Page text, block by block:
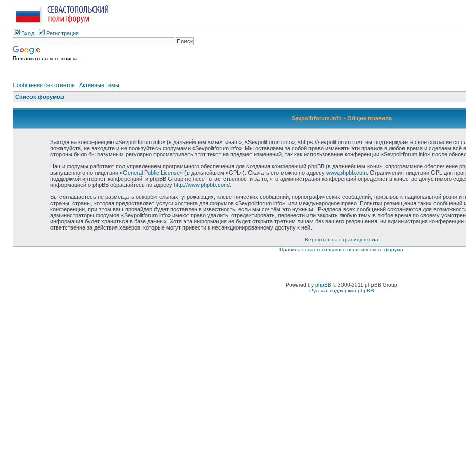
Вход Регистрация
Пользовательского поиска
Сообщения без ответов | Активные темы
Список форумов
Sevpolitforum.info - Общие правила
Заходя на конференцию «Sevpolitforum.info» (в дальнейшем «мы», «наш», «Sevpolitforum.info», «https://sevpolitforum.ru»), вы подтверждаете своё согласие со
пожалуйста, не заходите и не пользуйтесь форумами «Sevpolitforum.info». Мы оставляем за собой право изменять эти правила в любое время и сделаем
стороны было бы разумным регулярно просматривать этот текст на предмет изменений, так как использование конференции «Sevpolitforum.info» после
Наши форумы работают под управлением программного обеспечения для создания конференций phpBB (в дальнейшем «они», «программное обеспечение
выпущенного по лицензии «General Public License» (в дальнейшем «GPL»). Скачать его можно по адресу www.phpbb.com. Ограничения лицензии GPL для
поддержкой интернет-конференций, и phpBB Group не несёт ответственности за то, что администрация конференций определяет в качестве допустимого
информацией о phpBB обращайтесь по адресу http://www.phpbb.com/.
Вы соглашаетесь не размещать оскорбительных, угрожающих, клеветнических сообщений, порнографических сообщений, призывов к национальной розни
страны, страны, которая предоставляет услуги хостинга для форумов «Sevpolitforum.info», или международное право. Попытки размещения таких
конференции, при этом ваш провайдер будет поставлен в известность, если мы сочтём это нужным. IP-адреса всех сообщений сохраняются для
администраторы форумов «Sevpolitforum.info» имеют право удалить, отредактировать, перенести или закрыть любую тему в любое время по своему
информация будет храниться в базе данных. Хотя эта информация не будет открыта третьим лицам без вашего разрешения, ни администрация
ответственна за действия хакеров, которые могут привести к несанкционированному доступу к ней.
Вернуться на страницу входа
Правила севастопольского политического форума
Powered by phpBB © 2000-2011 phpBB Group
Русская поддержка phpBB